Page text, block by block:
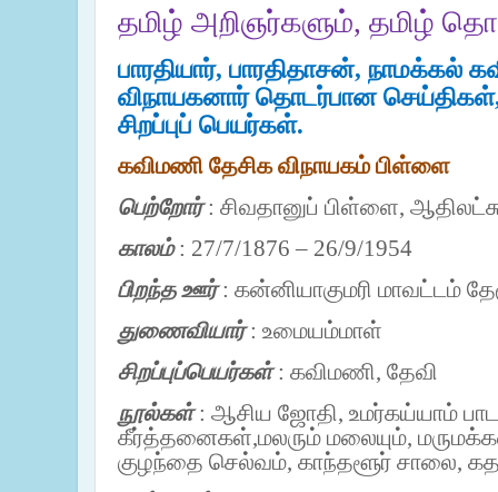
தமிழ் அறிஞர்களும், தமிழ்
பாரதியார், பாரதிதாசன், நாமக்கல்
விநாயகனார் தொடர்பான
சிறப்புப் பெயர்கள்.
கவிமணி தேசிக விநாயகம் பிள்ளை
பெற்றோர்: சிவதானுப் பிள்ளை,
காலம்: 27/7/1876 – 26/9/1954
பிறந்த ஊர்: கன்னியாகுமரி மாவட்டம்
துணைவியார்: உமையம்மாள்
சிறப்புப்பெயர்கள்: கவிமணி, தேவி
நூல்கள்: ஆசிய ஜோதி, உமர்கய்யாம்
கீர்த்தனைகள்,மலரும் மலையும்,
குழந்தை செல்வம், காந்தளூர் சாலை,